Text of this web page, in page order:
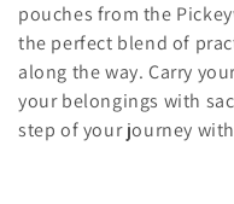
pouches from the
the perfect blend of
along the way. Carry
your belongings with
step of your journey